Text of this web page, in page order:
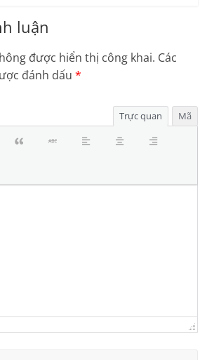
luận
được hiển thị công khai. Các
đánh dấu*
Trực quan Mã